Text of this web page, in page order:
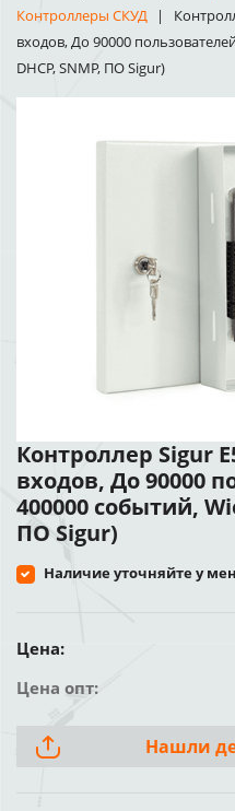
Контроллеры СКУД
входов, До 90000
DHCP, SNMP, ПО Sigur)
Контроллер Sigur
входов, До 90000
400000 событий,
ПО Sigur)
Наличие уточняйте у
Цена:
Цена опт:
Нашли